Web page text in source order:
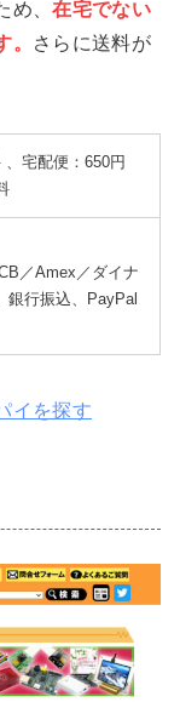
め、在宅でない
さらに送料が
、宅配便：650円
／Amex／ダイナ
銀行振込、 PayPal
イを探す